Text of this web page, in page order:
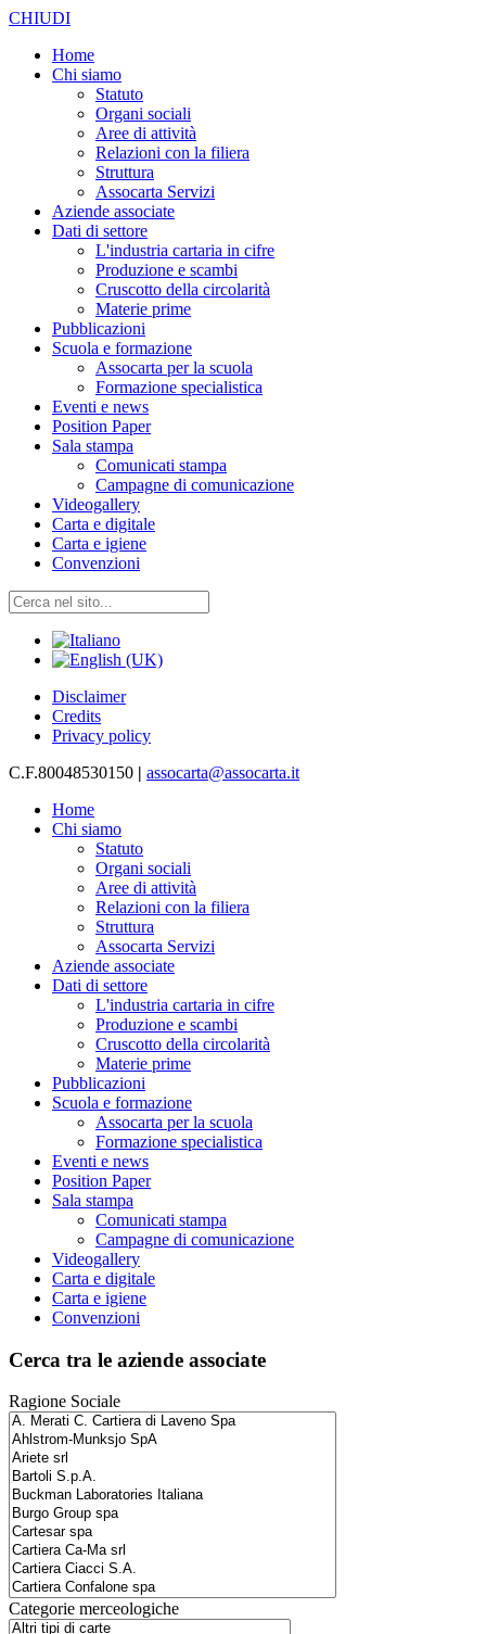
CHIUDI
Home
Chi siamo
Statuto
Organi sociali
Aree di attività
Relazioni con la filiera
Struttura
Assocarta Servizi
Aziende associate
Dati di settore
L'industria cartaria in cifre
Produzione e scambi
Cruscotto della circolarità
Materie prime
Pubblicazioni
Scuola e formazione
Assocarta per la scuola
Formazione specialistica
Eventi e news
Position Paper
Sala stampa
Comunicati stampa
Campagne di comunicazione
Videogallery
Carta e digitale
Carta e igiene
Convenzioni
Disclaimer
Credits
Privacy policy
C.F.80048530150 | assocarta@assocarta.it
Home
Chi siamo
Statuto
Organi sociali
Aree di attività
Relazioni con la filiera
Struttura
Assocarta Servizi
Aziende associate
Dati di settore
L'industria cartaria in cifre
Produzione e scambi
Cruscotto della circolarità
Materie prime
Pubblicazioni
Scuola e formazione
Assocarta per la scuola
Formazione specialistica
Eventi e news
Position Paper
Sala stampa
Comunicati stampa
Campagne di comunicazione
Videogallery
Carta e digitale
Carta e igiene
Convenzioni
Cerca tra le aziende associate
Ragione Sociale
Categorie merceologiche